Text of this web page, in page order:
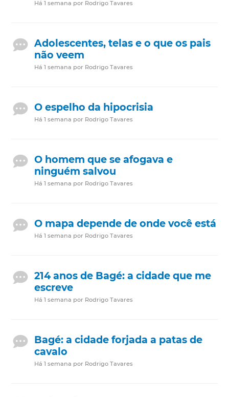
Há 1 semana por Rodrigo Tavares
Adolescentes, telas e o que os pais
não veem
Há 1 semana por Rodrigo Tavares
O espelho da hipocrisia
Há 1 semana por Rodrigo Tavares
O homem que se afogava e
ninguém salvou
Há 1 semana por Rodrigo Tavares
O mapa depende de onde você está
Há 1 semana por Rodrigo Tavares
214 anos de Bagé: a cidade que me
escreve
Há 1 semana por Rodrigo Tavares
Bagé: a cidade forjada a patas de
cavalo
Há 1 semana por Rodrigo Tavares